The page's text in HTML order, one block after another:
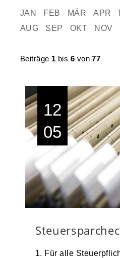
JAN FEB MÄR APR
AUG
SEP OKT NOV
Beiträge 1 bis 6 von77
12
05
1. Für alle